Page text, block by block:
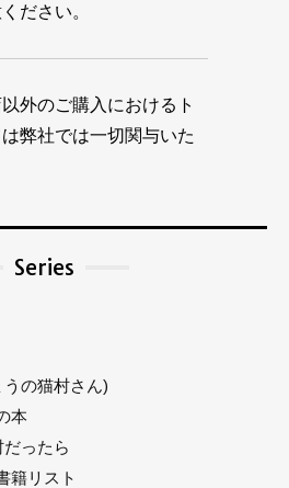
ださい。
外のご購入におけるト
弊社では一切関与いた
Series
うの猫村さん)
本
ったら
籍リスト